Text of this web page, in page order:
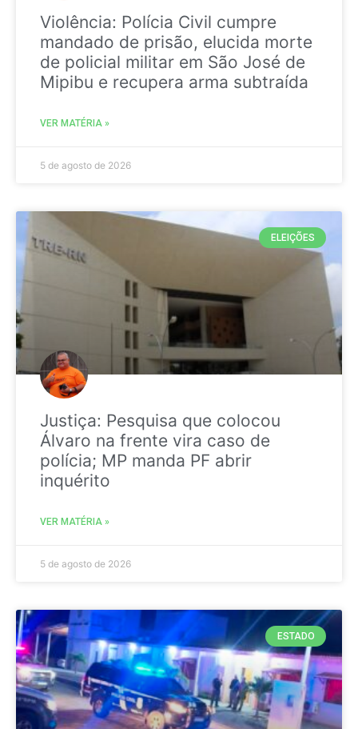
Violência: Polícia Civil cumpre
mandado de prisão, elucida morte
de policial militar em São José de
Mipibu e recupera arma subtraída
VER MATÉRIA »
5 de agosto de 2026
ELEIÇÕES
Justiça: Pesquisa que colocou
Álvaro na frente vira caso de
polícia; MP manda PF abrir
inquérito
VER MATÉRIA »
5 de agosto de 2026
ESTADO